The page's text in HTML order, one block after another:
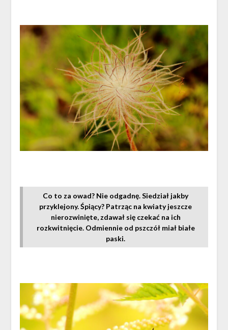
Co to za owad? Nie odgadnę. Siedział jakby
przyklejony. Śpiący? Patrząc na kwiaty jeszcze
nierozwinięte, zdawał się czekać na ich
rozkwitnięcie. Odmiennie od pszczół miał białe
paski.